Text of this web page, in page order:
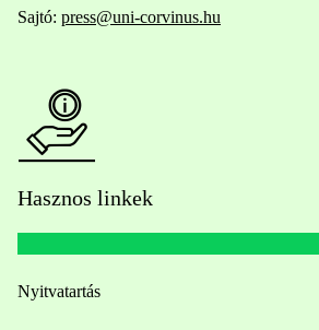
Sajtó: press@uni-corvinus.hu
Hasznos linkek
Nyitvatartás